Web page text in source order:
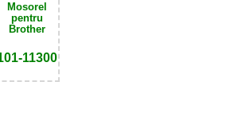
Mosorel
pentru
Brother
11300